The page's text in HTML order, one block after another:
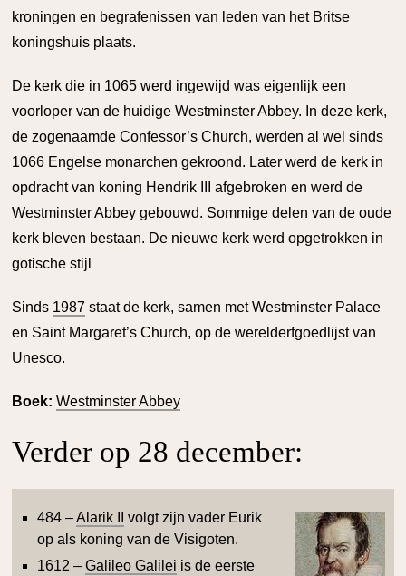
kroningen en begrafenissen van leden van het Britse
koningshuis plaats.
De kerk die in 1065 werd ingewijd was eigenlijk een
voorloper van de huidige Westminster Abbey. In deze kerk,
de zogenaamde Confessor’s Church, werden al wel sinds
1066 Engelse monarchen gekroond. Later werd de kerk in
opdracht van koning Hendrik III afgebroken en werd de
Westminster Abbey gebouwd. Sommige delen van de oude
kerk bleven bestaan. De nieuwe kerk werd opgetrokken in
gotische stijl
Sinds 1987 staat de kerk, samen met Westminster Palace
en Saint Margaret’s Church, op de werelderfgoedlijst van
Unesco.
Boek: Westminster Abbey
Verder op 28 december:
484 –Alarik II
volgt zijn vader Eurik
op als koning van de Visigoten.
1612 –Galileo Galilei is de eerste